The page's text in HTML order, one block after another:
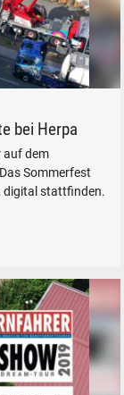
bei Herpa
auf dem
Sommerfest
digital stattfinden.